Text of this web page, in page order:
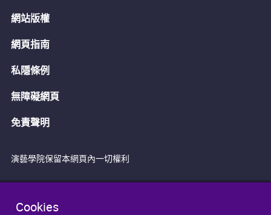
Cookies
網站版權
網頁指南
私隱條例
無障礙網頁
免責聲明
演藝學院保留本網頁內一切權利